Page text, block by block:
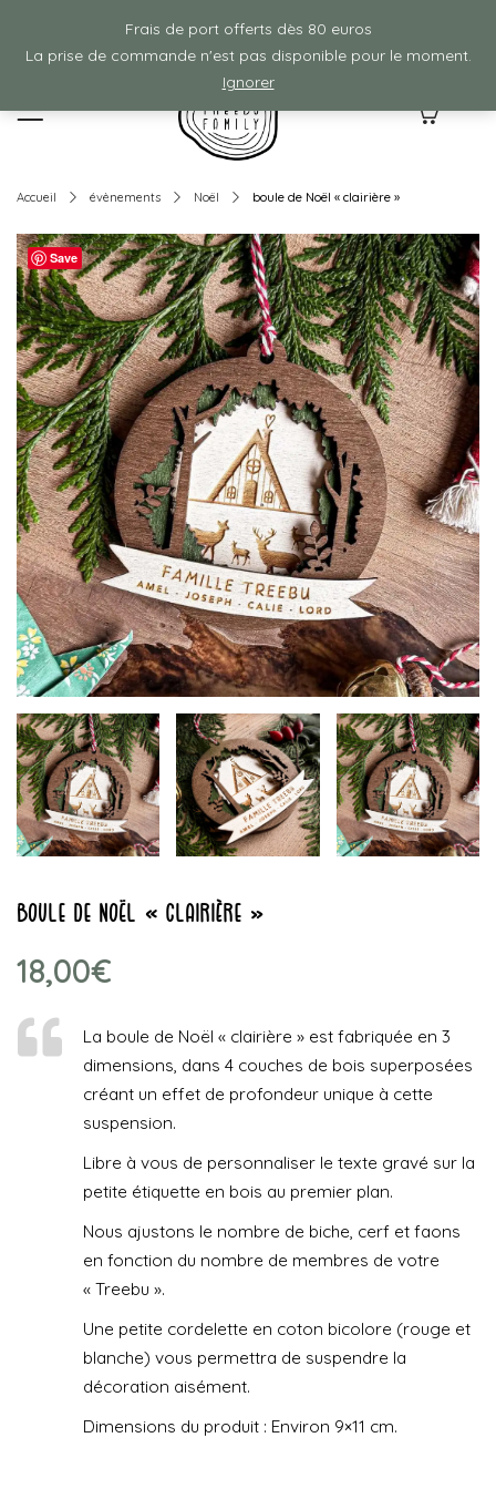
Frais de ports offerts à partir de 80€ d'achat :)
Accueil évènements Noël boule de Noël « clairière »
Save
boule de Noël « clairière »
18,00€
La boule de Noël « clairière » est fabriquée en 3
dimensions, dans 4 couches de bois superposées
créant un effet de profondeur unique à cette
suspension.
Libre à vous de personnaliser le texte gravé sur la
petite étiquette en bois au premier plan.
Nous ajustons le nombre de biche, cerf et faons
en fonction du nombre de membres de votre
« Treebu ».
Une petite cordelette en coton bicolore (rouge et
blanche) vous permettra de suspendre la
décoration aisément.
Dimensions du produit : Environ 9×11 cm.
Frais de port offerts dès 80 euros
La prise de commande n'est pas disponible pour le moment.
Ignorer